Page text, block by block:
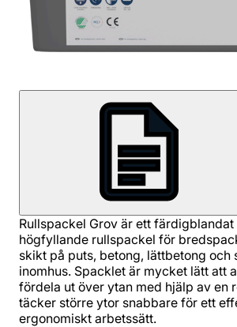
Rullspackel Grov är ett
högfyllande rullspackel för
skikt på puts, betong, lättbetong och
inomhus. Spacklet är mycket lätt att
fördela ut över ytan med hjälp av en
täcker större ytor snabbare för ett
ergonomiskt arbetssätt.